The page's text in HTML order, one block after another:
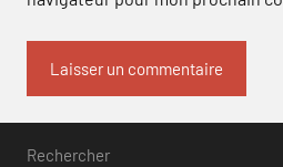
Rechercher